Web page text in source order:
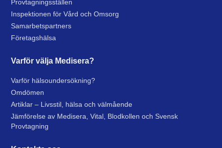
Provtagningsställen
Inspektionen för Vård och Omsorg
Samarbetspartners
Företagshälsa
Varför välja Medisera?
Varför hälsoundersökning?
Omdömen
Artiklar – Livsstil, hälsa och välmående
Jämförelse av Medisera, Vital, Blodkollen och Svensk
Provtagning